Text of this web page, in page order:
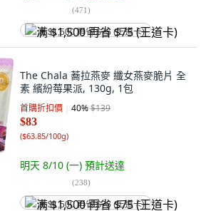
(471)
满 $1,500 再省 $75 (王道卡)
The Chala 蕎拉燕麥 纖女燕麥脆片 全
素 繽紛莓果派, 130g, 1包
首購折扣價 40%$139
$83
($63.85/100g)
明天 8/10 (一) 預計送達
(238)
满 $1,500 再省 $75 (王道卡)